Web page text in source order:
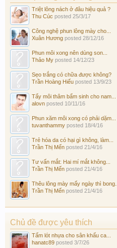
Triệt lông nách ở đâu hiệu quả ?
Thu Cúc posted 25/3/17
Công nghệ phun lông mày cho...
Xuân Hương posted 28/12/16
Phun môi xong nên dùng son...
Thảo My posted 14/12/23
Sẹo trắng có chữa được không?
Trần Hoàng Hiếu posted 13/9/23
Tẩy môi thâm bẩm sinh cho nam...
alovn posted 10/11/16
Phun xăm môi xong có phải dặm...
tuvanthammy posted 18/4/16
Trẻ hóa da có hại gì không, làm...
Trần Thị Mến posted 21/4/16
Tư vấn mắt: Hai mí mắt không...
Trần Thị Mến posted 21/4/16
Thêu lông mày mấy ngày thì bong...
Trần Thị Mến posted 21/4/16
Chủ đề được yêu thích
Tấm lót nhựa cho sân khấu ca...
hanatc89 posted 3/7/26